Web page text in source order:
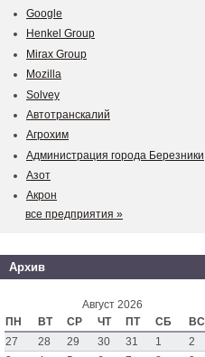
Google
Henkel Group
Mirax Group
Mozilla
Solvey
Автотранскалий
Агрохим
Администрация города Березники
Азот
Акрон
все предприятия »
Архив
Август 2026
ПН
ВТ СР ЧТ ПТ СБ
ВС
27
28 29 30 31 1
2